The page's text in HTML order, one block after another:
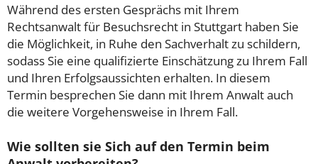
Während des ersten Gesprächs mit Ihrem
Rechtsanwalt für Besuchsrecht in Stuttgart haben Sie
die Möglichkeit, in Ruhe den Sachverhalt zu schildern,
sodass Sie eine qualifizierte Einschätzung zu Ihrem Fall
und Ihren Erfolgsaussichten erhalten. In diesem
Termin besprechen Sie dann mit Ihrem Anwalt auch
die weitere Vorgehensweise in Ihrem Fall.
Wie sollten sie Sich auf den Termin beim